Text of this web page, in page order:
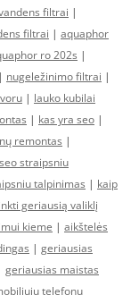
filtrai |
filtrai | aquaphor
ro 202s |
| nugeležinimo filtrai |
| lauko kubilai
| kas yra seo |
remontas |
seo straipsniu
talpinimas | kaip
geriausią valiklį
kieme | aikštelės
| geriausias
geriausias maistas
telefonų